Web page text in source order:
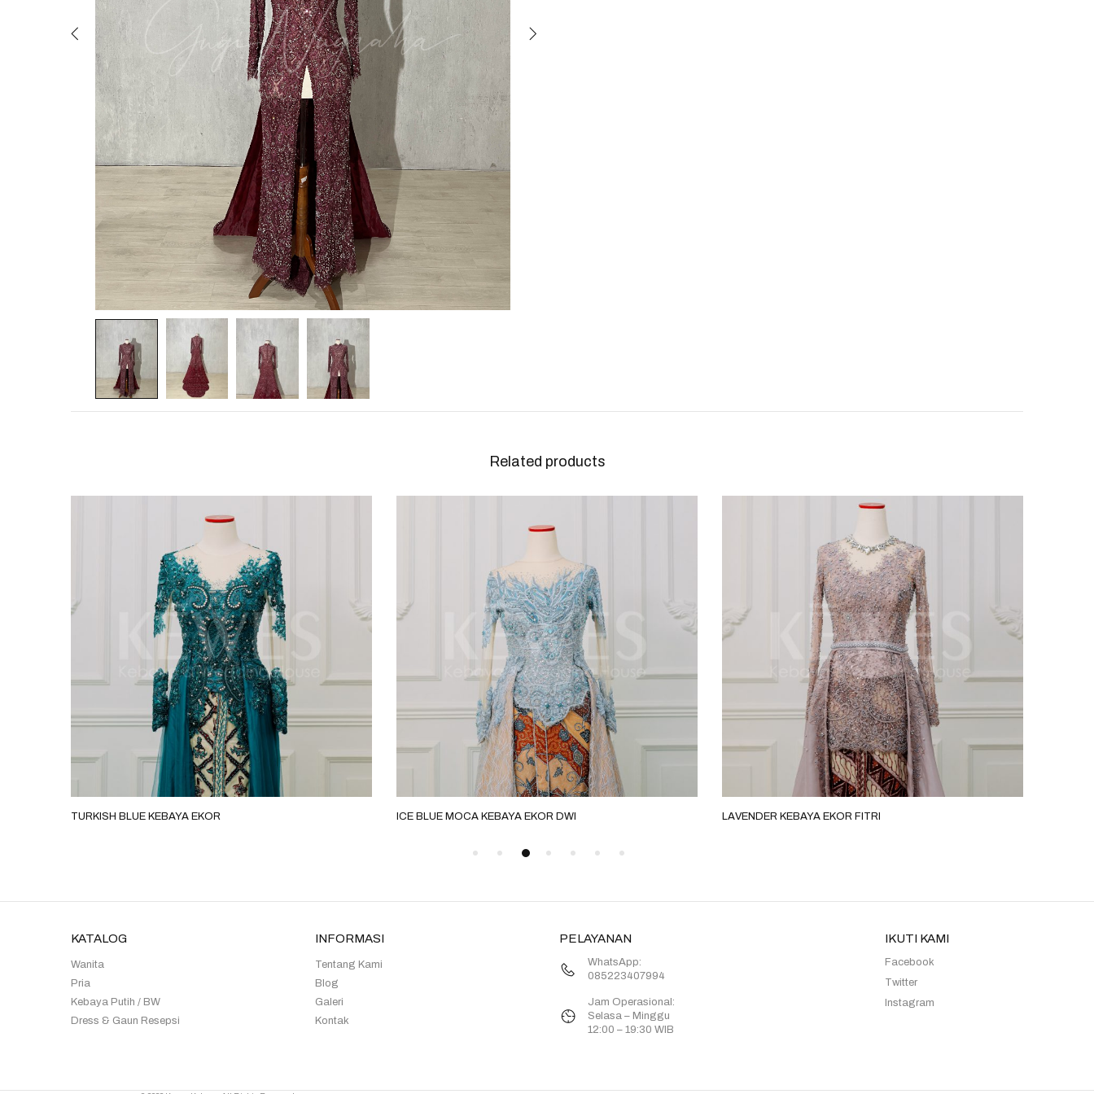
Related products
TURKISH BLUE KEBAYA EKOR ICE BLUE MOCA KEBAYA EKOR DWI LAVENDER KEBAYA EKOR FITRI
KATALOG
Wanita
Pria
Kebaya Putih / BW
Dress & Gaun Resepsi
INFORMASI
Tentang Kami
Blog
Galeri
Kontak
PELAYANAN
WhatsApp:
085223407994
Jam Operasional:
Selasa – Minggu
12:00 – 19:30 WIB
IKUTI KAMI
Facebook
Twitter
Instagram